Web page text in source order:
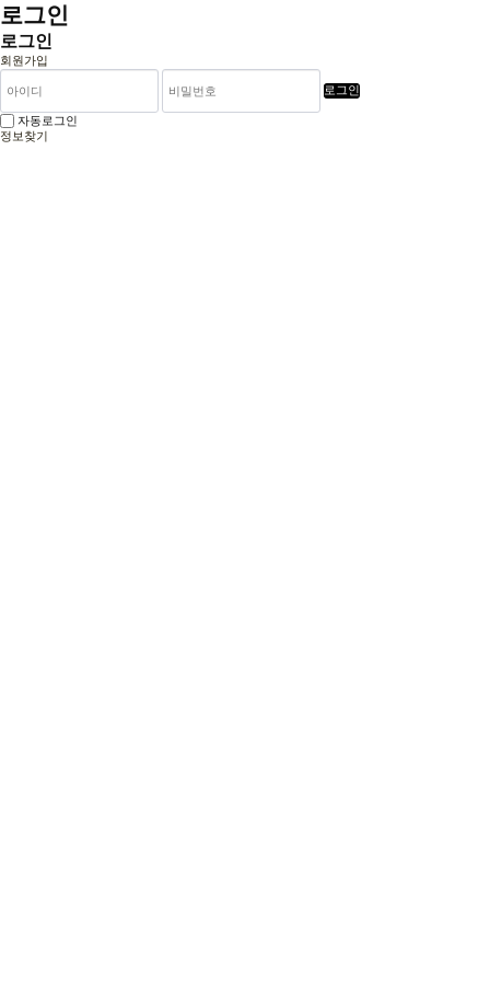
로그인
로그인
회원가입
로그인
자동로그인
정보찾기